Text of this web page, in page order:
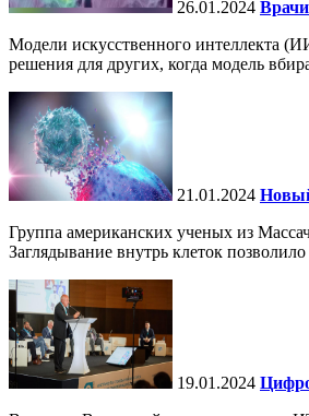
26.01.2024
Модели искусственного интеллекта
решения для других, когда модель
21.01.2024
Группа американских ученых из
Заглядывание внутрь клеток
19.01.2024